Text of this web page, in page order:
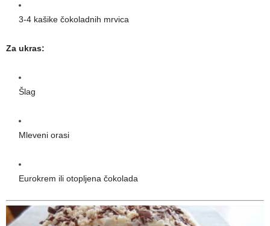
3-4 kašike čokoladnih mrvica
Za ukras:
Šlag
Mleveni orasi
Eurokrem ili otopljena čokolada